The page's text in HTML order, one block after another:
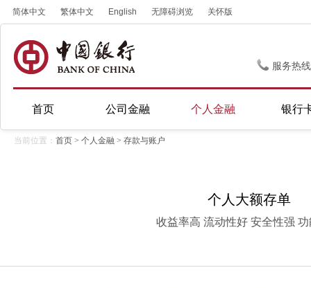
简体中文 繁体中文 English 无障碍浏览 关怀版
服务热
首页 公司金融 个人金融 银行
当前位置： 首页 > 个人金融 > 存款与账户
个人大额存单
收益率高 流动性好 安全性强